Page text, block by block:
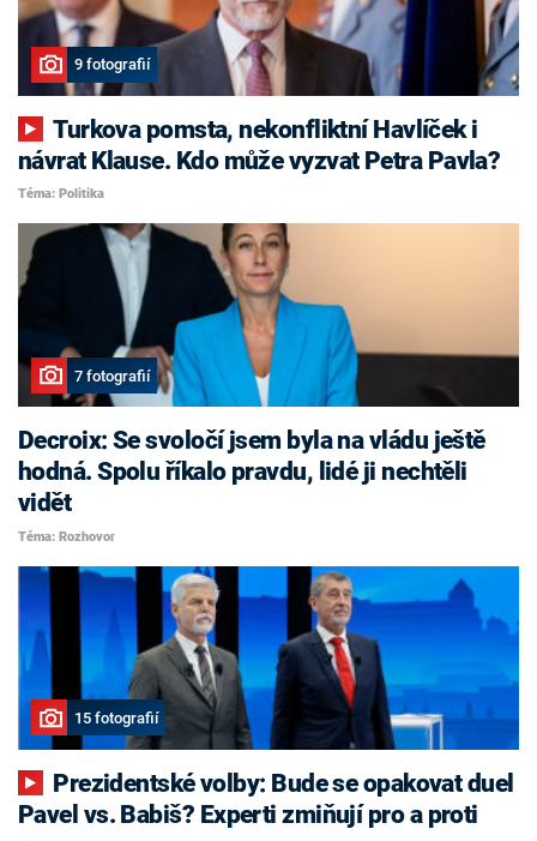
9 fotografií
Turkova pomsta, nekonfliktní Havlíček i
návrat Klause. Kdo může vyzvat Petra Pavla?
Téma: Politika
7 fotografií
Decroix: Se svoločí jsem byla na vládu ještě
hodná. Spolu říkalo pravdu, lidé ji nechtěli
vidět
Téma: Rozhovor
15 fotografií
Pavel vs. Babiš? Experti zmiňují pro a proti